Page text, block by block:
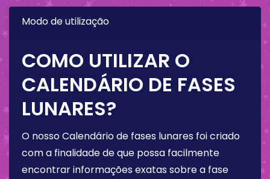
Modo de utilização
COMO UTILIZAR O
CALENDÁRIO DE FASES
LUNARES?
O nosso Calendário de fases lunares foi criado
com a finalidade de que possa facilmente
encontrar informações exatas sobre a fase